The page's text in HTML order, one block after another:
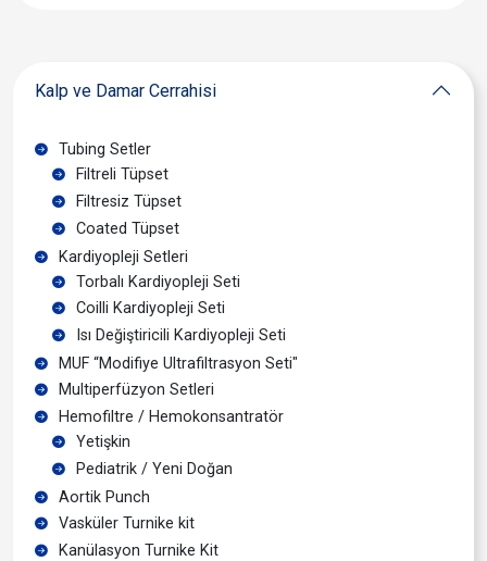
Kalp ve Damar Cerrahisi
Tubing Setler
Filtreli Tüpset
Filtresiz Tüpset
Coated Tüpset
Kardiyopleji Setleri
Torbalı Kardiyopleji Seti
Coilli Kardiyopleji Seti
Isı Değiştiricili Kardiyopleji Seti
MUF “Modifiye Ultrafiltrasyon Seti"
Multiperfüzyon Setleri
Hemofiltre / Hemokonsantratör
Yetişkin
Pediatrik / Yeni Doğan
Aortik Punch
Vasküler Turnike kit
Kanülasyon Turnike Kit